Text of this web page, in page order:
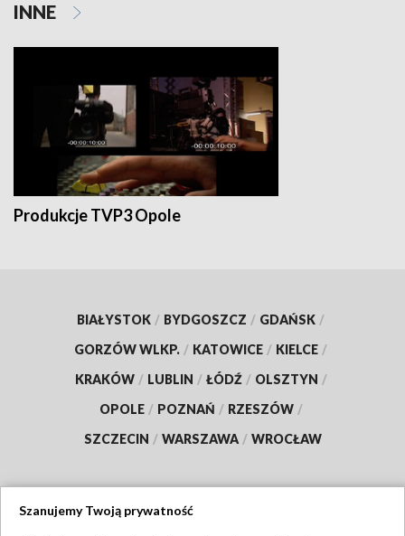
INNE
Produkcje TVP3 Opole
BIAŁYSTOK / BYDGOSZCZ / GDAŃSK /
GORZÓW WLKP. / KATOWICE / KIELCE /
KRAKÓW / LUBLIN / ŁÓDŹ / OLSZTYN /
OPOLE / POZNAŃ / RZESZÓW /
SZCZECIN / WARSZAWA / WROCŁAW
Szanujemy Twoją prywatność